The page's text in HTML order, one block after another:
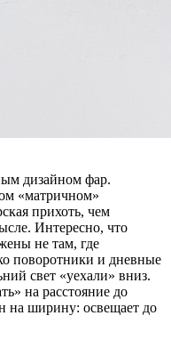
дизайном фар.
«матричном»
прихоть, чем
Интересно, что
не там, где
поворотники и дневные
свет «уехали» вниз.
на расстояние до
на ширину: освещает до